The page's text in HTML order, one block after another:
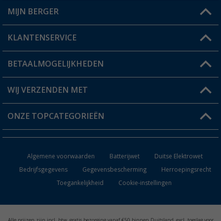
Winkel vinden
MIJN BERGER
Mijn account
Status bestelling
Verlanglijstje
KLANTENSERVICE
FAQ & Contact
Verzendinformatie
Catalogus
BETAALMOGELIJKHEDEN
WIJ VERZENDEN MET
ONZE TOPCATEGORIEËN
Campingmeubilair
Campingtoiletten
Algemene voorwaarden Batterijwet
Duitse Elektrowet
Bedrijfsgegevens
Gegevensbescherming
Herroepingsrecht
Toegankelijkheid
Cookie-instellingen